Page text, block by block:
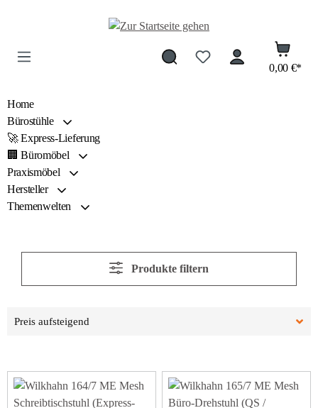
Zum Hauptinhalt springen
0,00 €*
Home
Bürostühle
🚀 Express-Lieferung
🏢 Büromöbel
Praxismöbel
Hersteller
Themenwelten
Produkte filtern